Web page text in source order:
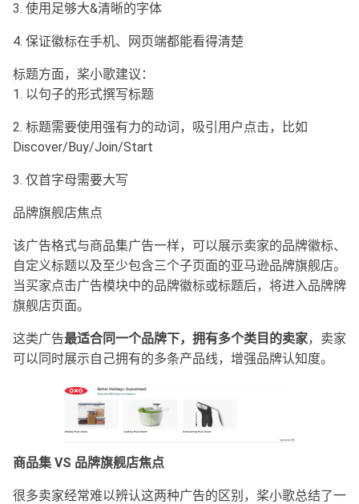
3. 使用足够大&清晰的字体
4. 保证徽标在手机、网页端都能看得清楚
标题方面，桨小歌建议：
1. 以句子的形式撰写标题
2. 标题需要使用强有力的动词，吸引用户点击，比如
Discover/Buy/Join/Start
3. 仅首字母需要大写
品牌旗舰店焦点
该广告格式与商品集广告一样，可以展示卖家的品牌徽标、
自定义标题以及至少包含三个子页面的亚马逊品牌旗舰店。
当买家点击广告模块中的品牌徽标或标题后，将进入品牌牌
旗舰店页面。
这类广告最适合同一个品牌下，拥有多个类目的卖家，卖家
可以同时展示自己拥有的多条产品线，增强品牌认知度。
商品集 VS 品牌旗舰店焦点
很多卖家经常难以辨认这两种广告的区别，桨小歌总结了一